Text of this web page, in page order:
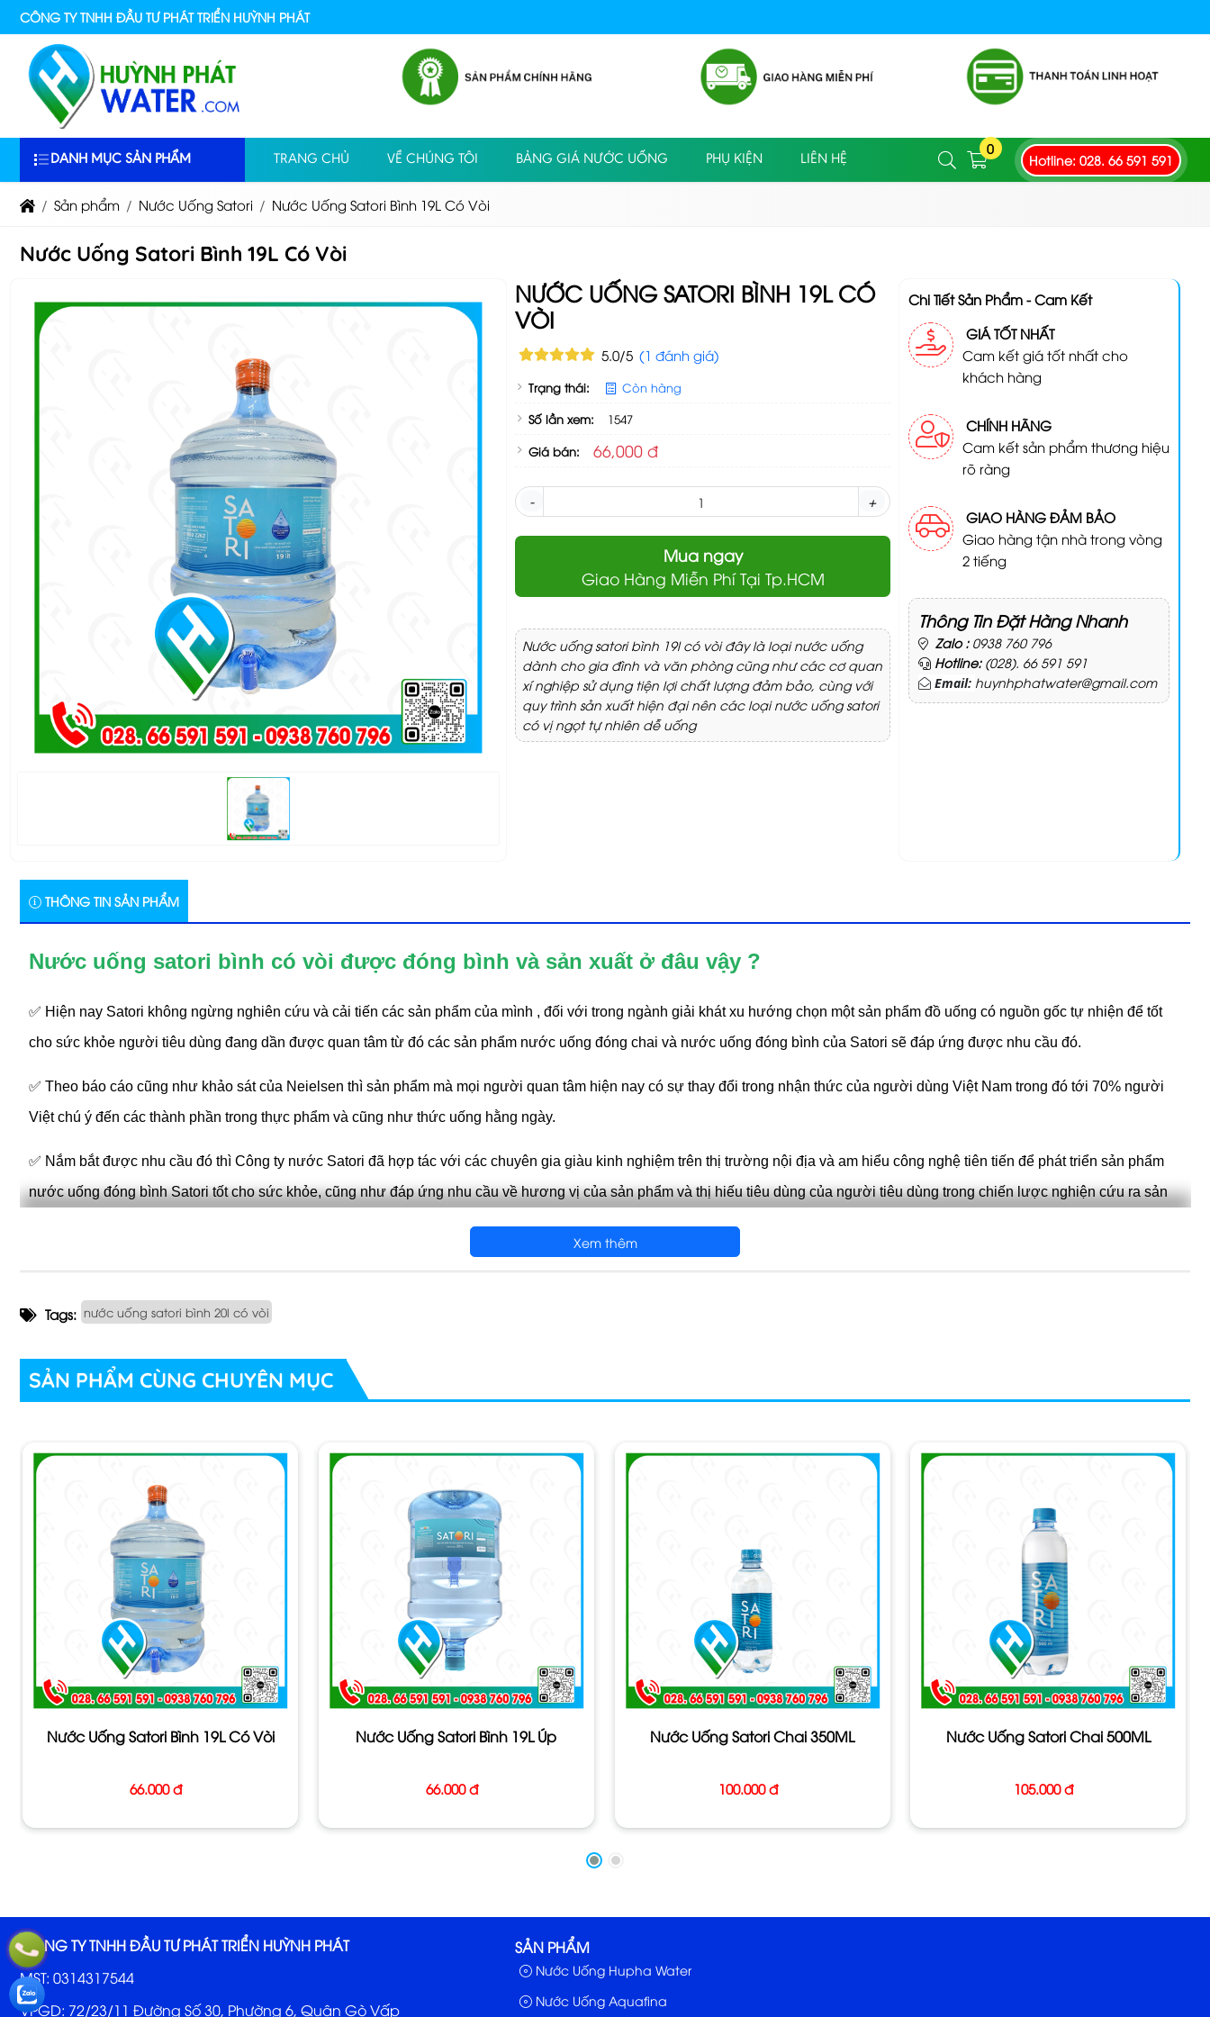
CÔNG TY TNHH ĐẦU TƯ PHÁT TRIỂN HUỲNH PHÁT
DANH MỤC SẢN PHẨM TRANG CHỦ VỀ CHÚNG TÔI BẢNG GIÁ NƯỚC UỐNG PHỤ KIỆN LIÊN HỆ
0
Hotline: 028. 66 591 591
Sản phẩm Nước Uống Satori Nước Uống Satori Bình 19L Có Vòi
Nước Uống Satori Bình 19L Có Vòi
NƯỚC UỐNG SATORI BÌNH 19L CÓ
VÒI
5.0/5 (1 đánh giá)
Trạng thái:
Còn hàng
Số lần xem:
1547
Giá bán:
66,000 đ
- +
Mua ngay
Giao Hàng Miễn Phí Tại Tp.HCM
Nước uống satori bình 19l có vòi đây là loại nước uống
dành cho gia đình và văn phòng cũng như các cơ quan
xí nghiệp sử dụng tiện lợi chất lượng đảm bảo, cùng với
quy trình sản xuất hiện đại nên các loại nước uống satori
có vị ngọt tự nhiên dễ uống
Chi Tiết Sản Phẩm - Cam Kết
GIÁ TỐT NHẤT
Cam kết giá tốt nhất cho
khách hàng
CHÍNH HÃNG
Cam kết sản phẩm thương hiệu
rõ ràng
GIAO HÀNG ĐẢM BẢO
Giao hàng tận nhà trong vòng
2 tiếng
Thông Tin Đặt Hàng Nhanh
Zalo : 0938 760 796
Hotline: (028). 66 591 591
Email: huynhphatwater@gmail.com
THÔNG TIN SẢN PHẨM
Nước uống satori bình có vòi được đóng bình và sản xuất ở đâu vậy ?
✅ Hiện nay Satori không ngừng nghiên cứu và cải tiến các sản phẩm của mình , đối với trong ngành giải khát xu hướng chọn một sản phẩm đồ uống có nguồn gốc tự nhiện để tốt
cho sức khỏe người tiêu dùng đang dần được quan tâm từ đó các sản phẩm nước uống đóng chai và nước uống đóng bình của Satori sẽ đáp ứng được nhu cầu đó.
✅ Theo báo cáo cũng như khảo sát của Neielsen thì sản phẩm mà mọi người quan tâm hiện nay có sự thay đổi trong nhận thức của người dùng Việt Nam trong đó tới 70% người
Việt chú ý đến các thành phần trong thực phẩm và cũng như thức uống hằng ngày.
✅ Nắm bắt được nhu cầu đó thì Công ty nước Satori đã hợp tác với các chuyên gia giàu kinh nghiệm trên thị trường nội địa và am hiểu công nghệ tiên tiến để phát triển sản phẩm
nước uống đóng bình Satori tốt cho sức khỏe, cũng như đáp ứng nhu cầu về hương vị của sản phẩm và thị hiếu tiêu dùng của người tiêu dùng trong chiến lược nghiện cứu ra sản
khoáng tự nhiên có sẵn trong nước, được xử lý qua màng siêu lọc UF (Ultra Filtration) từ Nhật Bản, cùng hệ thống thẩm thấu ngược RO (Reverse Osmosis), khử trùng bằng tia cực
ngặt trong việc xử lý nước, chiết rót đóng chai/bình với quy trình khép kín, đặc biệt với chai/bình của Satori được áp dụng theo tiêu chuẩn xử lý nước và súc rửa vệ sinh khắt khe.
Nước uống đóng bình satori 20lit được sản xuất như thế nào ?
- Tên SP: Nước uống Satori
- Dung Tích: 19L
- Quy Cách: Bình vòi
- Đặc Tính:vịthanh ngọt, dễ uống và đặc biệt rất tốt cho sức khỏe
- Hãng SX: Công ty CP Đầu tư và Thương mại Satori
- Bảo Quản: Để nơi khô mát, tránh ánh sáng trực tiếp của tia mặt trời.
Xem thêm
Tags: nước uống satori bình 20l có vòi
SẢN PHẨM CÙNG CHUYÊN MỤC
Nước Uống Satori Bình 19L Có Vòi
66.000 đ
Nước Uống Satori Bình 19L Úp
66.000 đ
Nước Uống Satori Chai 350ML
100.000 đ
Nước Uống Satori Chai 500ML
105.000 đ
CÔNG TY TNHH ĐẦU TƯ PHÁT TRIỂN HUỲNH PHÁT
MST: 0314317544
VPGD: 72/23/11 Đường Số 30, Phường 6, Quận Gò Vấp
SẢN PHẨM
Nước Uống Hupha Water
Nước Uống Aquafina